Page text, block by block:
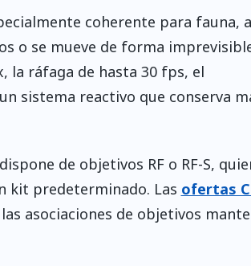
coherente para fauna,
o se mueve de forma
la ráfaga de hasta 30 fps, el
sistema reactivo que conserva
de objetivos RF o RF-S,
kit predeterminado. Las ofertas
asociaciones de objetivos